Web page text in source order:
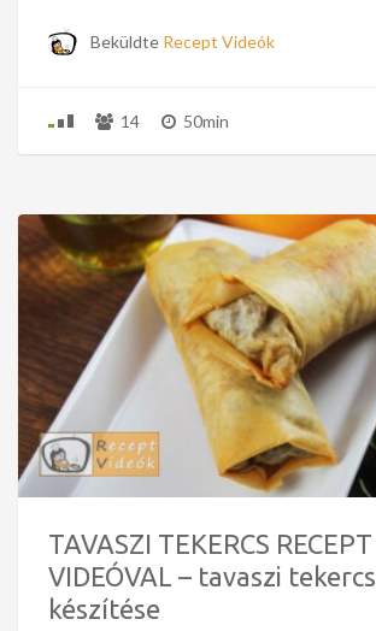
Beküldte Recept Videók
14 50min
TAVASZI TEKERCS RECEPT
VIDEÓVAL – tavaszi tekercs
készítése